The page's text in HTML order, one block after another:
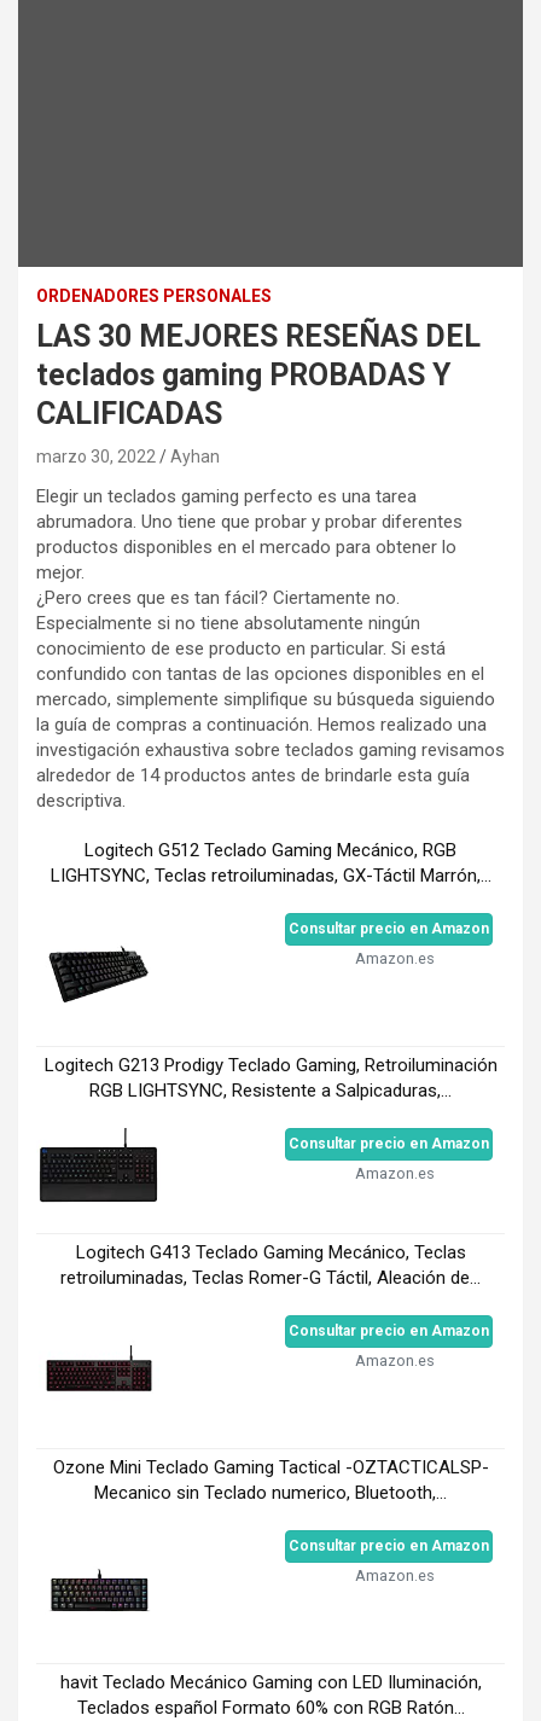
ORDENADORES PERSONALES
LAS 30 MEJORES RESEÑAS DEL
teclados gaming PROBADAS Y
CALIFICADAS
marzo 30, 2022 Ayhan
Elegir un teclados gaming perfecto es una tarea
abrumadora. Uno tiene que probar y probar diferentes
productos disponibles en el mercado para obtener lo
mejor.
¿Pero crees que es tan fácil? Ciertamente no.
Especialmente si no tiene absolutamente ningún
conocimiento de ese producto en particular. Si está
confundido con tantas de las opciones disponibles en el
mercado, simplemente simplifique su búsqueda siguiendo
la guía de compras a continuación. Hemos realizado una
investigación exhaustiva sobre teclados gaming revisamos
alrededor de 14 productos antes de brindarle esta guía
descriptiva.
Logitech G512 Teclado Gaming Mecánico, RGB
LIGHTSYNC, Teclas retroiluminadas, GX-Táctil Marrón,...
Consultar precio en Amazon
Amazon.es
Logitech G213 Prodigy Teclado Gaming, Retroiluminación
RGB LIGHTSYNC, Resistente a Salpicaduras,...
Consultar precio en Amazon
Amazon.es
Logitech G413 Teclado Gaming Mecánico, Teclas
retroiluminadas, Teclas Romer-G Táctil, Aleación de...
Consultar precio en Amazon
Amazon.es
Ozone Mini Teclado Gaming Tactical -OZTACTICALSP-
Mecanico sin Teclado numerico, Bluetooth,...
Consultar precio en Amazon
Amazon.es
havit Teclado Mecánico Gaming con LED Iluminación,
Teclados español Formato 60% con RGB Ratón...